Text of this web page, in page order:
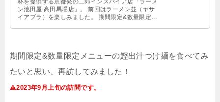
ン池田屋 高田馬場店」。 前回はラーメン並（ヤサ
イアブラ）を楽しみました。 期間限定&数量限定メ
期間限定&数量限定メニューの鰹出汁つけ麺を食べてみ
たいと思い、再訪してみました！
2023年9 月上旬の訪問です。